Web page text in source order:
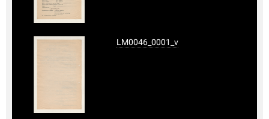
LM0046_0001_v